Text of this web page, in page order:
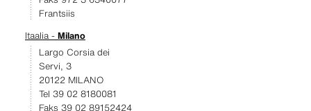
Frantsiis
Itaalia - Milano
Largo Corsia dei
Servi, 3
20122 MILANO
Tel 39 02 8180081
Faks 39 02 89152424